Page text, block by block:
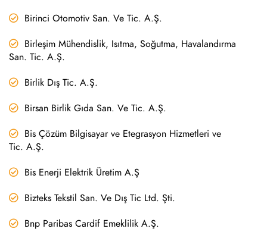
Birinci Otomotiv San. Ve Tic. A.Ş.
Birleşim Mühendislik, Isıtma, Soğutma, Havalandırma
San. Tic. A.Ş.
Birlik Dış Tic. A.Ş.
Birsan Birlik Gıda San. Ve Tic. A.Ş.
Bis Çözüm Bilgisayar ve Etegrasyon Hizmetleri ve
Tic. A.Ş.
Bis Enerji Elektrik Üretim A.Ş
Bizteks Tekstil San. Ve Dış Tic Ltd. Şti.
Bnp Paribas Cardif Emeklilik A.Ş.